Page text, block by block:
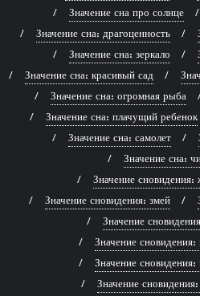
Значение сна про солнце
Значение сна: драгоценность
Значение сна: зеркало
Значение сна: красивый сад
Значение сна: огромная рыба
Значение сна: плачущий ребенок
Значение сна: самолет
Значение сна:
Значение сновидения:
Значение сновидения: змей
Значение
Значение сновидения:
Значение сновидения:
Значение